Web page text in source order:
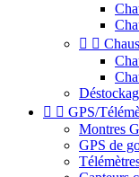
 
  GPS/
Montres
GPS de